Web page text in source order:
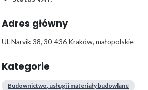
Adres główny
Ul. Narvik 38, 30-436 Kraków, małopolskie
Kategorie
Budownictwo, usługi i materiały budowlane